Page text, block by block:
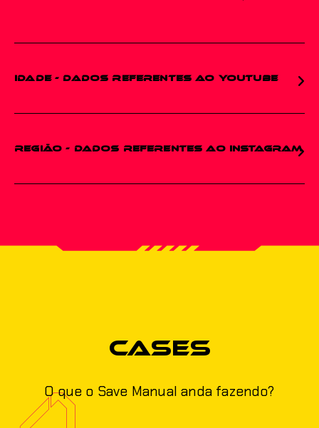
IDADE - Dados referentes ao YouTube
18/24– 33,2%
25/34– 22,4%
35/44– 22,4%
REGIÃO - Dados referentes ao Instagram
Brasil– 96,5%
Cases
O que o Save Manual anda fazendo?